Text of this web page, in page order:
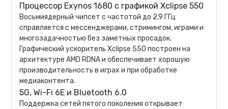
Процессор Exynos 1680 с графикой Xclipse 550
Восьмиядерный чипсет с частотой до 2,9 ГГц
справляется с мессенджерами, стримингом, играми и
многозадачностью без заметных просадок.
Графический ускоритель Xclipse 550 построен на
архитектуре AMD RDNA и обеспечивает хорошую
производительность в играх и при обработке
медиаконтента.
5G, Wi-Fi 6E и Bluetooth 6.0
Поддержка сетей пятого поколения открывает